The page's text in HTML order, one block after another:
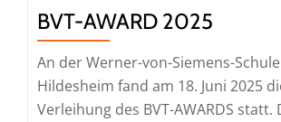
BVT-AWARD 2025
An der Werner-von-Siemens-
Hildesheim fand am 18. Juni 2025
Verleihung des BVT-AWARDS statt.